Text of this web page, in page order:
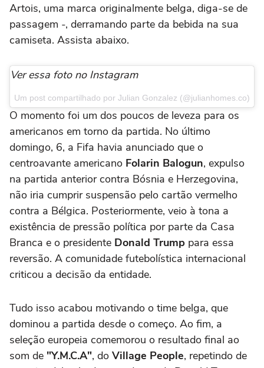
Artois, uma marca originalmente belga, diga-se de
passagem -, derramando parte da bebida na sua
camiseta. Assista abaixo.
Ver essa foto no Instagram
Um post compartilhado por Julian Gonzalez (@julianhomes.co)
O momento foi um dos poucos de leveza para os
americanos em torno da partida. No último
domingo, 6, a Fifa havia anunciado que o
centroavante americano Folarin Balogun, expulso
na partida anterior contra Bósnia e Herzegovina,
não iria cumprir suspensão pelo cartão vermelho
contra a Bélgica. Posteriormente, veio à tona a
existência de pressão política por parte da Casa
Branca e o presidente Donald Trump para essa
reversão. A comunidade futebolística internacional
criticou a decisão da entidade.
Tudo isso acabou motivando o time belga, que
dominou a partida desde o começo. Ao fim, a
seleção europeia comemorou o resultado final ao
som de "Y.M.C.A", do Village People, repetindo de